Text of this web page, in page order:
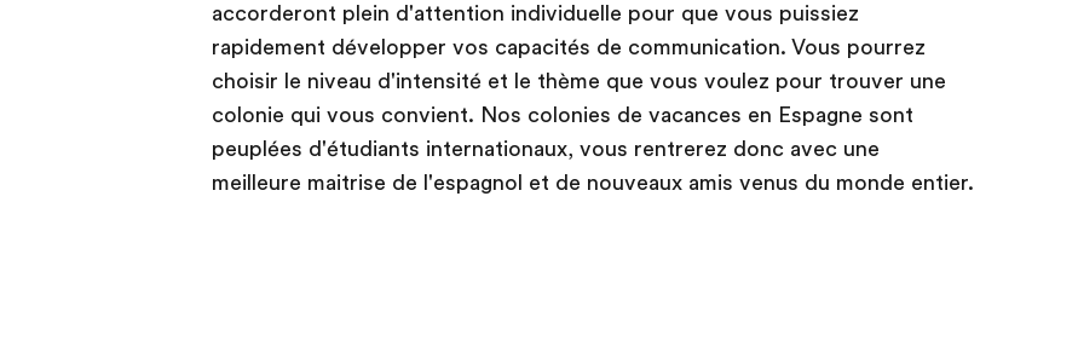
accorderont plein d'attention individuelle pour que vous puissiez
rapidement développer vos capacités de communication. Vous pourrez
choisir le niveau d'intensité et le thème que vous voulez pour trouver une
colonie qui vous convient. Nos colonies de vacances en Espagne sont
peuplées d'étudiants internationaux, vous rentrerez donc avec une
meilleure maitrise de l'espagnol et de nouveaux amis venus du monde entier.